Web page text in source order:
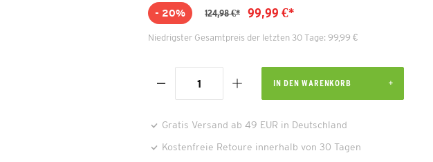
- 20% 124,98 €* 99,99 €*
Niedrigster Gesamtpreis der letzten 30 Tage: 99,99 €
IN DEN WARENKORB
Gratis Versand ab 49 EUR in Deutschland
Kostenfreie Retoure innerhalb von 30 Tagen